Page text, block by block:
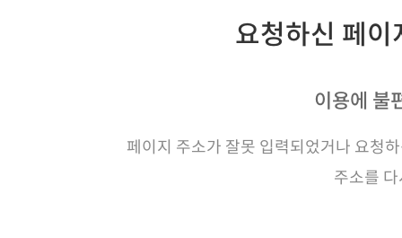
요청하신 페
이용에 불
페이지 주소가 잘못 입력되었거나 요청
주소를